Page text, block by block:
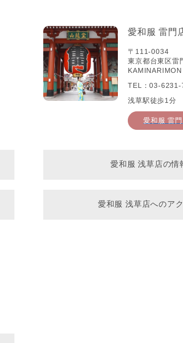
愛和服 雷門
〒111-0034
東京都台東区
TEL：03-6231-
浅草駅徒歩1分
愛和服 雷
愛和服 浅草店の情
愛和服 浅草店へのア